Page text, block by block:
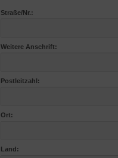
Straße/Nr.:
Weitere Anschrift:
Postleitzahl:
Ort:
Land: